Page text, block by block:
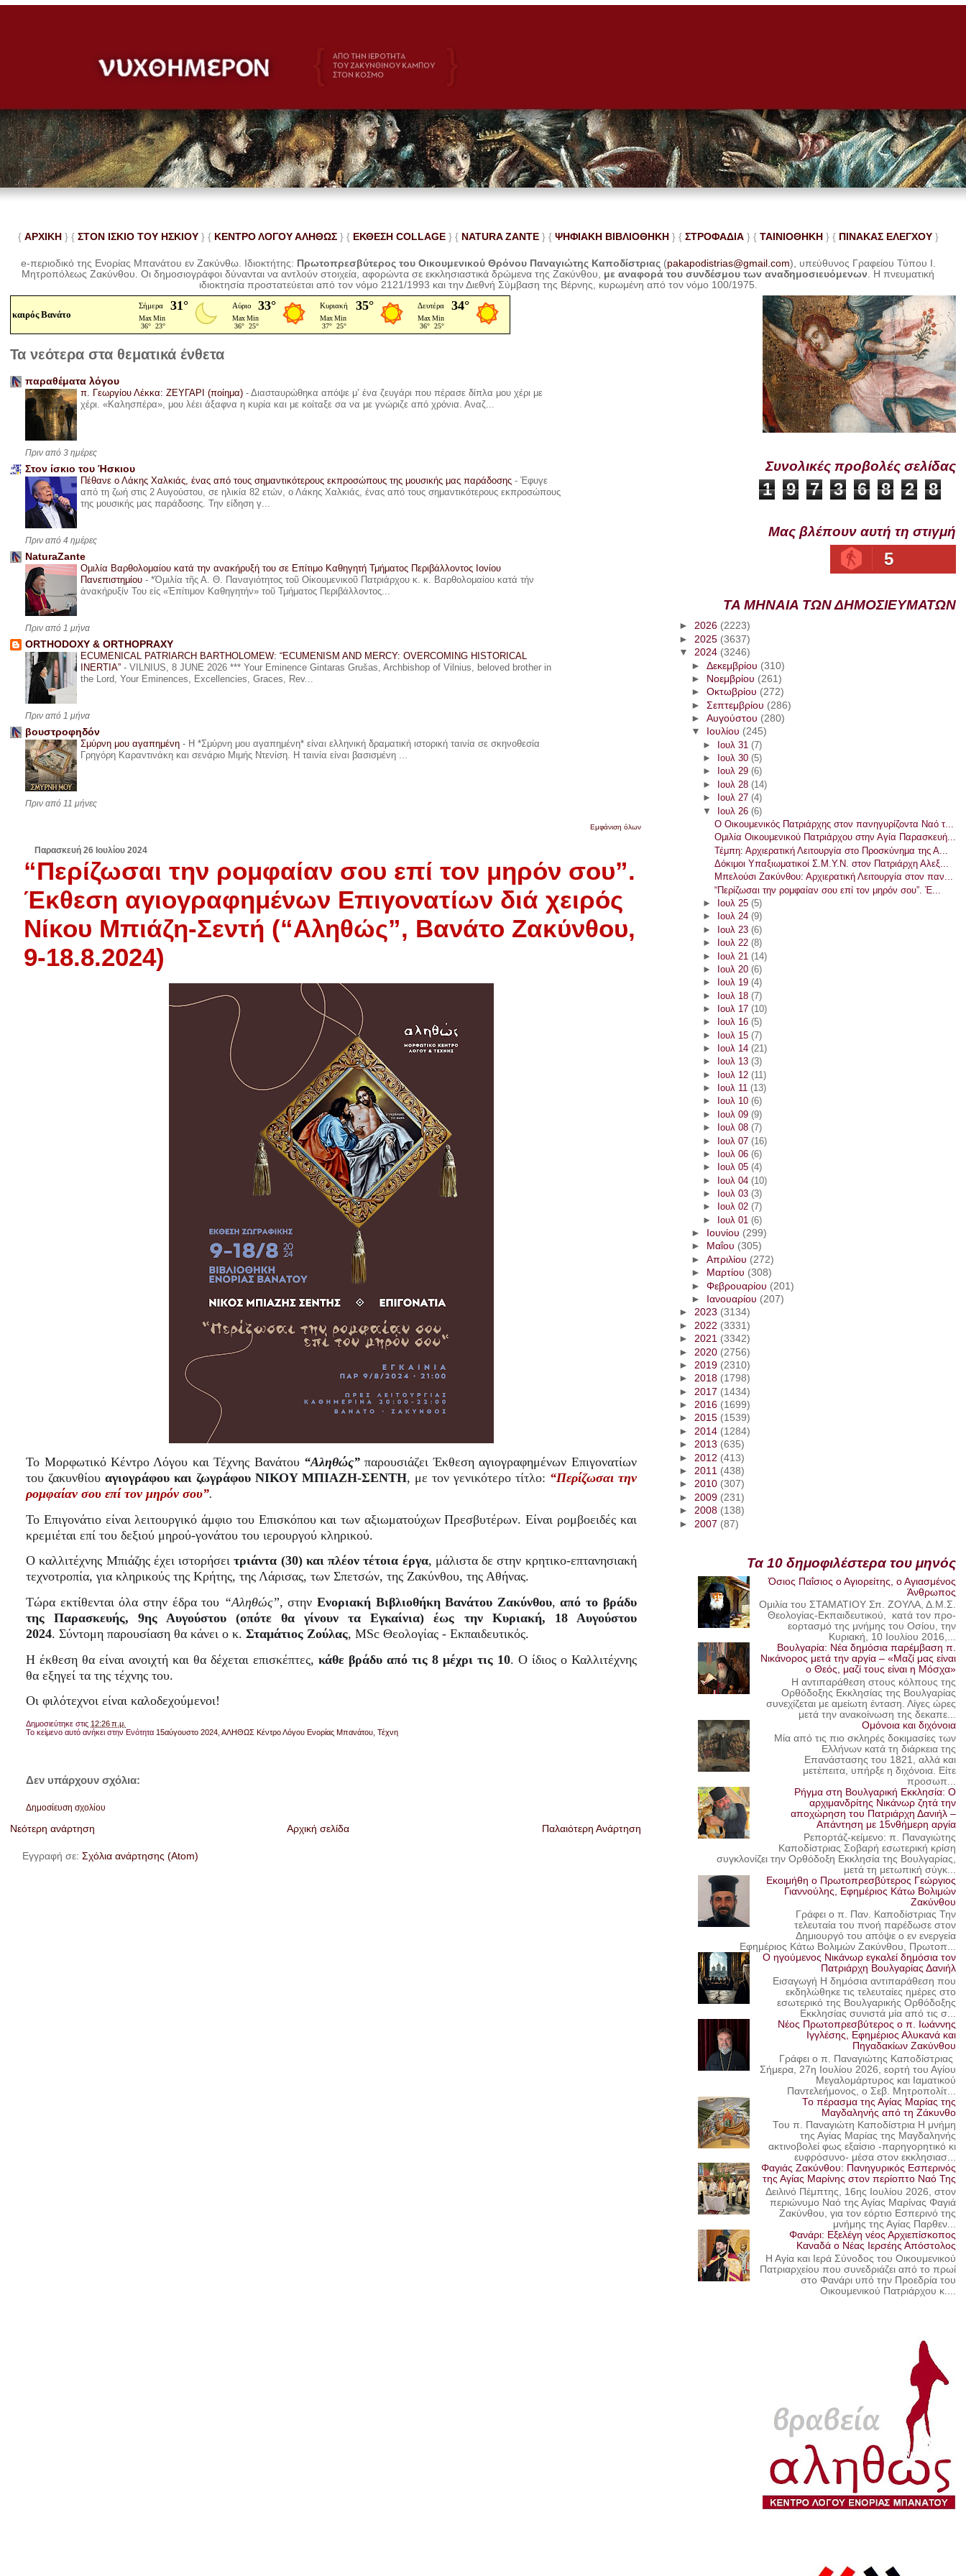
{ ΑΡΧΙΚΗ } { ΣΤΟΝ ΙΣΚΙΟ ΤΟΥ ΗΣΚΙΟΥ } { ΚΕΝΤΡΟ ΛΟΓΟΥ ΑΛΗΘΩΣ } { ΕΚΘΕΣΗ COLLAGE }{ NATURA ZANTE} { ΨΗΦΙΑΚΗ ΒΙΒΛΙΟΘΗΚΗ } { ΣΤΡΟΦΑΔΙΑ } { ΤΑΙΝΙΟΘΗΚΗ } { ΠΙΝΑΚΑΣ ΕΛΕΓΧΟΥ}
e-περιοδικό της Ενορίας Μπανάτου εν Ζακύνθω. Ιδιοκτήτης: Πρωτοπρεσβύτερος του Οικουμενικού Θρόνου Παναγιώτης Καποδίστριας (pakapodistrias@gmail.com), υπεύθυνος Γραφείου Τύπου Ι.
Μητροπόλεως Ζακύνθου.Οι δημοσιογράφοι δύνανται να αντλούν στοιχεία, αφορώντα σε εκκλησιαστικά δρώμενα της Ζακύνθου, με αναφορά του συνδέσμου των αναδημοσιευόμενων . Ηπνευματική
ιδιοκτησία προστατεύεται από τον νόμο 2121/1993 και την Διεθνή Σύμβαση της Βέρνης, κυρωμένη από τον νόμο 100/1975.
καιρός Βανάτο
Τα νεότερα στα θεματικά ένθετα
παραθέματα λόγου
π. Γεωργίου Λέκκα: ΖΕΥΓΑΡΙ (ποίημα) - Διασταυρώθηκα απόψε μ’ ένα ζευγάρι που πέρασε δίπλα μου χέρι με
χέρι. «Καλησπέρα», μου λέει άξαφνα η κυρία και με κοίταξε σα να με γνώριζε από χρόνια. Αναζ...
Πριν από 3 ημέρες
Στον ίσκιο του Ήσκιου
Πέθανε ο Λάκης Χαλκιάς, ένας από τους σημαντικότερους εκπροσώπους της μουσικής μας παράδοσης - Έφυγε
από τη ζωή στις 2 Αυγούστου, σε ηλικία 82 ετών, ο Λάκης Χαλκιάς, ένας από τους σημαντικότερους εκπροσώπους
της μουσικής μας παράδοσης. Την είδηση γ...
Πριν από 4 ημέρες
NaturaZante
Ομιλία Βαρθολομαίου κατά την ανακήρυξή του σε Επίτιμο Καθηγητή Τμήματος Περιβάλλοντος Ιονίου
Πανεπιστημίου - *Ὁμιλία τῆς Α. Θ. Παναγιότητος τοῦ Οἰκουμενικοῦ Πατριάρχου κ. κ. Βαρθολομαίου κατά τήν
ἀνακήρυξίν Του εἰς «Ἐπίτιμον Καθηγητήν» τοῦ Τμήματος Περιβάλλοντος...
Πριν από 1 μήνα
ORTHODOXY & ORTHOPRAXY
ECUMENICAL PATRIARCH BARTHOLOMEW: “ECUMENISM AND MERCY: OVERCOMING HISTORICAL
INERTIA” - VILNIUS, 8 JUNE 2026 *** Your Eminence Gintaras Grušas, Archbishop of Vilnius, beloved brother in
the Lord, Your Eminences, Excellencies, Graces, Rev...
Πριν από 1 μήνα
βουστροφηδόν
Σμύρνη μου αγαπημένη - Η *Σμύρνη μου αγαπημένη* είναι ελληνική δραματική ιστορική ταινία σε σκηνοθεσία
Γρηγόρη Καραντινάκη και σενάριο Μιμής Ντενίση. Η ταινία είναι βασισμένη ...
Πριν από 11 μήνες
Εμφάνιση όλων
Παρασκευή 26 Ιουλίου 2024
“Περίζωσαι την ρομφαίαν σου επί τον μηρόν σου”.
Έκθεση αγιογραφημένων Επιγονατίων διά χειρός
Νίκου Μπιάζη-Σεντή (“Αληθώς”, Βανάτο Ζακύνθου,
9-18.8.2024)
Το Μορφωτικό Κέντρο Λόγου και Τέχνης Βανάτου “Αληθώς” παρουσιάζει Έκθεση αγιογραφημένων Επιγονατίων
του ζακυνθίου αγιογράφου και ζωγράφου ΝΙΚΟΥΜΠΙΑΖΗ-ΣΕΝΤΗ, με τον γενικότερο τίτλο: “Περίζωσαι την
ρομφαίαν σου επί τον μηρόν σου”.
Το Επιγονάτιο είναι λειτουργικό άμφιο του Επισκόπου και των αξιωματούχων Πρεσβυτέρων. Είναι ρομβοειδές και
κρεμιέται επί του δεξιού μηρού-γονάτου του ιερουργού κληρικού.
Ο καλλιτέχνης Μπιάζης έχει ιστορήσειτριάντα (30) και πλέον τέτοια έργα, μάλιστα δε στην κρητικο-επτανησιακή
τεχνοτροπία, για κληρικούς της Κρήτης, της Λάρισας, των Σπετσών, της Ζακύνθου, της Αθήνας.
Τώρα εκτίθενται όλα στην έδρα του “Αληθώς”, στηνΕνοριακή Βιβλιοθήκη Βανάτου Ζακύνθου,από το βράδυ
της Παρασκευής, 9ης Αυγούστου (οπότε θα γίνουν τα Εγκαίνια) έως την Κυριακή, 18 Αυγούστου
2024.Σύντομη παρουσίαση θα κάνει ο κ.Σταμάτιος Ζούλας, MSc Θεολογίας - Εκπαιδευτικός.
Η έκθεση θα είναι ανοιχτή και θα δέχεται επισκέπτες, κάθε βράδυ από τις 8 μέχρι τις 10. Ο ίδιος ο Καλλιτέχνης
θα εξηγεί τα της τέχνης του.
Οι φιλότεχνοι είναι καλοδεχούμενοι!
Δημοσιεύτηκε στις 12:26 π.μ.
Το κείμενο αυτό ανήκει στην Ενότητα 15αύγουστο 2024 ,ΑΛΗΘΩΣ Κέντρο Λόγου Ενορίας Μπανάτου ,Τέχνη
Δεν υπάρχουν σχόλια:
Δημοσίευση σχολίου
Νεότερη ανάρτηση Παλαιότερη Ανάρτηση
Αρχική σελίδα
Εγγραφή σε:Σχόλια ανάρτησης (Atom)
Συνολικές προβολές σελίδας
1 9 7 3 6 8 2 8
Μας βλέπουν αυτή τη στιγμή
5
ΤΑ ΜΗΝΑΙΑ ΤΩΝ ΔΗΜΟΣΙΕΥΜΑΤΩΝ
►2026 (2223)
► 2025 (3637)
▼2024 (3246)
► Δεκεμβρίου (310)
►
Νοεμβρίου (261)
► Οκτωβρίου (272)
► Σεπτεμβρίου (286)
► Αυγούστου (280)
▼
Ιουλίου (245)
►
Ιουλ 31 (7)
►
Ιουλ 30 (5)
►
Ιουλ 29 (6)
►
Ιουλ 28 (14)
►
Ιουλ 27 (4)
▼ Ιουλ 26 (6)
Ο Οικουμενικός Πατριάρχης στον πανηγυρίζοντα Ναό τ...
Ομιλία Οικουμενικού Πατριάρχου στην Αγία Παρασκευή...
Τέμπη: Αρχιερατική Λειτουργία στο Προσκύνημα της Α...
Δόκιμοι Υπαξιωματικοί Σ.Μ.Υ.Ν. στον Πατριάρχη Αλεξ...
Μπελούσι Ζακύνθου: Αρχιερατική Λειτουργία στον παν...
“Περίζωσαι την ρομφαίαν σου επί τον μηρόν σου”. Έ...
►
Ιουλ 25 (5)
►
Ιουλ 24 (9)
►
Ιουλ 23 (6)
►
Ιουλ 22 (8)
► Ιουλ 21 (14)
►
Ιουλ 20 (6)
►
Ιουλ 19 (4)
► Ιουλ 18 (7)
►
Ιουλ 17 (10)
►
Ιουλ 16 (5)
► Ιουλ 15 (7)
►
Ιουλ 14 (21)
►
Ιουλ 13 (3)
►
Ιουλ 12 (11)
►
Ιουλ 11 (13)
►
Ιουλ 10 (6)
►
Ιουλ 09 (9)
►
Ιουλ 08 (7)
► Ιουλ 07 (16)
►
Ιουλ 06 (6)
►
Ιουλ 05 (4)
► Ιουλ 04 (10)
►
Ιουλ 03 (3)
►
Ιουλ 02 (7)
► Ιουλ 01 (6)
►
Ιουνίου (299)
►
Μαΐου (305)
► Απριλίου (272)
►
Μαρτίου (308)
► Φεβρουαρίου (201)
►
Ιανουαρίου (207)
►2023 (3134)
► 2022 (3331)
►2021 (3342)
► 2020 (2756)
► 2019 (2310)
►2018 (1798)
► 2017 (1434)
►2016 (1699)
►2015 (1539)
► 2014 (1284)
►2013 (635)
► 2012 (413)
►2011 (438)
►2010 (307)
► 2009 (231)
►2008 (138)
► 2007 (87)
Τα 10 δημοφιλέστερα του μηνός
Όσιος Παΐσιος ο Αγιορείτης, ο Αγιασμένος
Άνθρωπος
Ομιλία του ΣΤΑΜΑΤΙΟΥ Σπ. ΖΟΥΛΑ, Δ.Μ.Σ.
Θεολογίας-Εκπαιδευτικού, κατά τον προ-
εορτασμό της μνήμης του Οσίου, την
Κυριακή, 10 Ιουλίου 2016,...
Βουλγαρία: Νέα δημόσια παρέμβαση π.
Νικάνορος μετά την αργία – «Μαζί μας είναι
ο Θεός, μαζί τους είναι η Μόσχα»
Η αντιπαράθεση στους κόλπους της
Ορθόδοξης Εκκλησίας της Βουλγαρίας
συνεχίζεται με αμείωτη ένταση. Λίγες ώρες
μετά την ανακοίνωση της δεκαπε...
Ομόνοια και διχόνοια
Μία από τις πιο σκληρές δοκιμασίες των
Ελλήνων κατά τη διάρκεια της
Επανάστασης του 1821, αλλά και
μετέπειτα, υπήρξε η διχόνοια. Είτε
προσωπ...
Ρήγμα στη Βουλγαρική Εκκλησία: Ο
αρχιμανδρίτης Νικάνωρ ζητά την
αποχώρηση του Πατριάρχη Δανιήλ –
Απάντηση με 15νθήμερη αργία
Ρεπορτάζ-κείμενο: π. Παναγιώτης
Καποδίστριας Σοβαρή εσωτερική κρίση
συγκλονίζει την Ορθόδοξη Εκκλησία της Βουλγαρίας,
μετά τη μετωπική σύγκ...
Εκοιμήθη ο Πρωτοπρεσβύτερος Γεώργιος
Γιαννούλης, Εφημέριος Κάτω Βολιμών
Ζακύνθου
Γράφει ο π. Παν. Καποδίστριας Την
τελευταία του πνοή παρέδωσε στον
Δημιουργό του απόψε ο εν ενεργεία
Εφημέριος Κάτω Βολιμών Ζακύνθου, Πρωτοπ...
Ο ηγούμενος Νικάνωρ εγκαλεί δημόσια τον
Πατριάρχη Βουλγαρίας Δανιήλ
Εισαγωγή Η δημόσια αντιπαράθεση που
εκδηλώθηκε τις τελευταίες ημέρες στο
εσωτερικό της Βουλγαρικής Ορθόδοξης
Εκκλησίας συνιστά μία από τις σ...
Νέος Πρωτοπρεσβύτερος ο π. Ιωάννης
Ιγγλέσης, Εφημέριος Αλυκανά και
Πηγαδακίων Ζακύνθου
Γράφει ο π. Παναγιώτης Καποδίστριας
Σήμερα, 27η Ιουλίου 2026, εορτή του Αγίου
Μεγαλομάρτυρος και Ιαματικού
Παντελεήμονος, ο Σεβ. Μητροπολίτ...
Το πέρασμα της Αγίας Μαρίας της
Μαγδαληνής από τη Ζάκυνθο
Του π. Παναγιώτη Καποδίστρια Η μνήμη
της Αγίας Μαρίας της Μαγδαληνής
ακτινοβολεί φως εξαίσιο -παρηγορητικό κι
ευφρόσυνο- μέσα στον εκκλησιασ...
Φαγιάς Ζακύνθου: Πανηγυρικός Εσπερινός
της Αγίας Μαρίνης στον περίοπτο Ναό Της
Δειλινό Πέμπτης, 16ης Ιουλίου 2026, στον
περιώνυμο Ναό της Αγίας Μαρίνας Φαγιά
Ζακύνθου, για τον εόρτιο Εσπερινό της
μνήμης της Αγίας Παρθεν...
Φανάρι: Εξελέγη νέος Αρχιεπίσκοπος
Καναδά ο Νέας Ιερσέης Απόστολος
Η Αγία και Ιερά Σύνοδος του Οικουμενικού
Πατριαρχείου που συνεδριάζει από το πρωί
στο Φανάρι υπό την Προεδρία του
Οικουμενικού Πατριάρχου κ....